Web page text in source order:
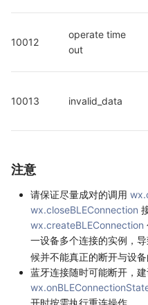
10012
operate time
out
10013 invalid_data
注意
请保证尽量成对的调用
wx.closeBLEConnection
wx.createBLEConnection
一设备多个连接的实例，
候并不能真正的断开与设备
蓝牙连接随时可能断开，